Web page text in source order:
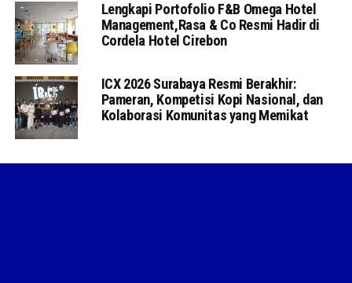
Lengkapi Portofolio F&B Omega Hotel
Management,Rasa & Co Resmi Hadir di
Cordela Hotel Cirebon
ICX 2026 Surabaya Resmi Berakhir:
Pameran, Kompetisi Kopi Nasional, dan
Kolaborasi Komunitas yang Memikat